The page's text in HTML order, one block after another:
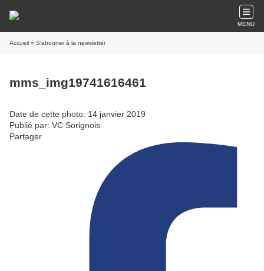
MENU
Accueil » S'abonner à la newsletter
mms_img19741616461
Date de cette photo: 14 janvier 2019
Publié par: VC Sorignois
Partager